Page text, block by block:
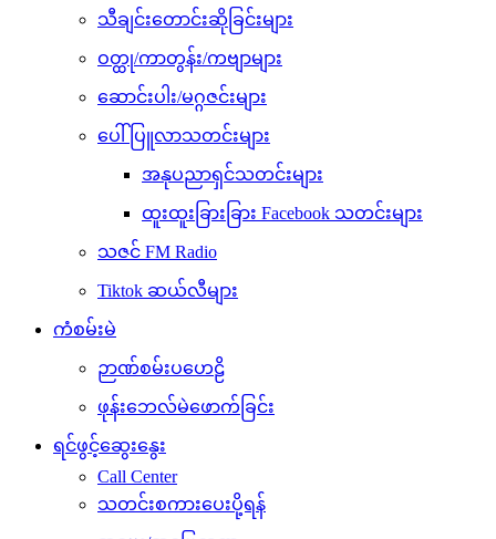
သီချင်းတောင်းဆိုခြင်းများ
ဝတ္ထု/ကာတွန်း/ကဗျာများ
ဆောင်းပါး/မဂ္ဂဇင်းများ
ပေါ်ပြူလာသတင်းများ
အနုပညာရှင်သတင်းများ
ထူးထူးခြားခြား Facebook သတင်းများ
သဇင် FM Radio
Tiktok ဆယ်လီများ
ကံစမ်းမဲ
ဉာဏ်စမ်းပဟေဠိ
ဖုန်းဘေလ်မဲဖောက်ခြင်း
ရင်ဖွင့်ဆွေးနွေး
Call Center
သတင်းစကားပေးပို့ရန်